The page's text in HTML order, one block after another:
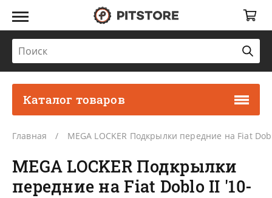
Каталог товаров
Главная MEGA LOCKER Подкрылки передние на Fiat
MEGA LOCKER Подкрылки
передние на Fiat Doblo II '10-